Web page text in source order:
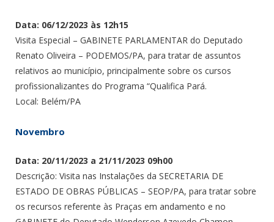
Data: 06/12/2023 às 12h15
Visita Especial – GABINETE PARLAMENTAR do Deputado
Renato Oliveira – PODEMOS/PA, para tratar de assuntos
relativos ao município, principalmente sobre os cursos
profissionalizantes do Programa “Qualifica Pará.
Local: Belém/PA
Novembro
Data: 20/11/2023 a 21/11/2023 09h00
Descrição: Visita nas Instalações da SECRETARIA DE
ESTADO DE OBRAS PÚBLICAS – SEOP/PA, para tratar sobre
os recursos referente às Praças em andamento e no